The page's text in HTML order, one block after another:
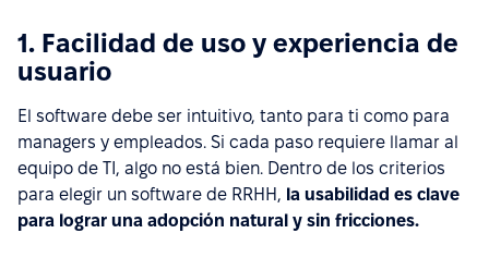
1. Facilidad de uso y experiencia de
usuario
El software debe ser intuitivo, tanto para ti como para
managers y empleados. Si cada paso requiere llamar al
equipo de TI, algo no está bien. Dentro de los criterios
para elegir un software de RRHH, la usabilidad es clave
para lograr una adopción natural y sin fricciones.